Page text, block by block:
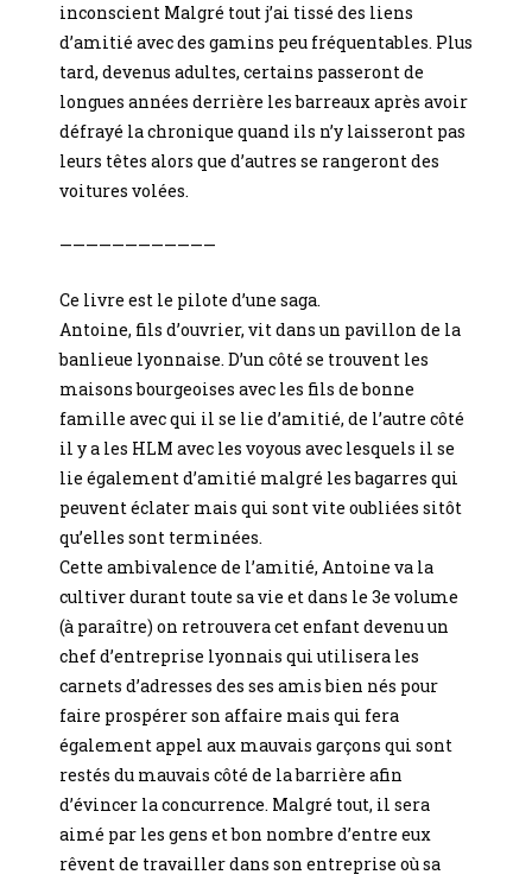
inconscient Malgré tout j’ai tissé des liens
d’amitié avec des gamins peu fréquentables. Plus
tard, devenus adultes, certains passeront de
longues années derrière les barreaux après avoir
défrayé la chronique quand ils n’y laisseront pas
leurs têtes alors que d’autres se rangeront des
voitures volées.
————————————
Ce livre est le pilote d’une saga.
Antoine, fils d’ouvrier, vit dans un pavillon de la
banlieue lyonnaise. D’un côté se trouvent les
maisons bourgeoises avec les fils de bonne
famille avec qui il se lie d’amitié, de l’autre côté
il y a les HLM avec les voyous avec lesquels il se
lie également d’amitié malgré les bagarres qui
peuvent éclater mais qui sont vite oubliées sitôt
qu’elles sont terminées.
Cette ambivalence de l’amitié, Antoine va la
cultiver durant toute sa vie et dans le 3e volume
(à paraître) on retrouvera cet enfant devenu un
chef d’entreprise lyonnais qui utilisera les
carnets d’adresses des ses amis bien nés pour
faire prospérer son affaire mais qui fera
également appel aux mauvais garçons qui sont
restés du mauvais côté de la barrière afin
d’évincer la concurrence. Malgré tout, il sera
aimé par les gens et bon nombre d’entre eux
rêvent de travailler dans son entreprise où sa